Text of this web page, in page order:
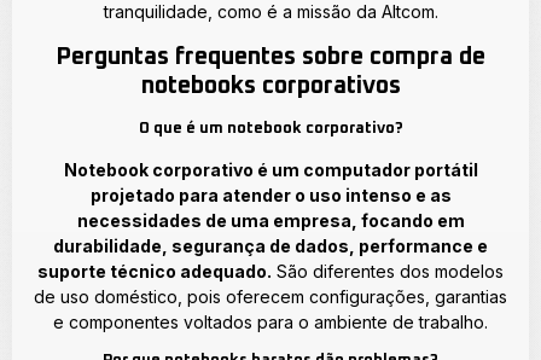
tranquilidade, como é a missão da Altcom.
Perguntas frequentes sobre compra de
notebooks corporativos
O que é um notebook corporativo?
Notebook corporativo é um computador portátil
projetado para atender o uso intenso e as
necessidades de uma empresa, focando em
durabilidade, segurança de dados, performance e
suporte técnico adequado. São diferentes dos modelos
de uso doméstico, pois oferecem configurações, garantias
e componentes voltados para o ambiente de trabalho.